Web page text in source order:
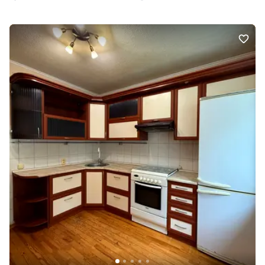
Телефонуйте: 068 137 66 71 Анастасія, АН «Рівненська Оселя»